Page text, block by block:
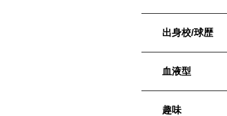
出身校/球歴
血液型
趣味